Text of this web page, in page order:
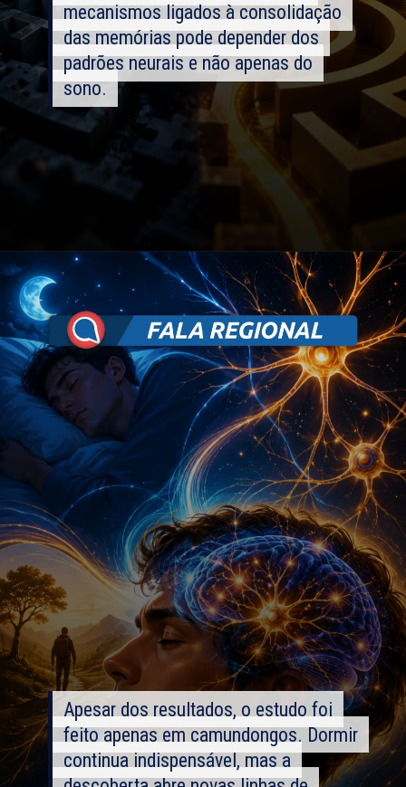
mecanismos ligados à consolidação
das memórias pode depender dos
padrões neurais e não apenas do
sono.
mecanismos ligados à consolidação
das memórias pode depender dos
padrões neurais e não apenas do
sono.
Apesar dos resultados, o estudo foi
feito apenas em camundongos. Dormir
continua indispensável, mas a
Apesar dos resultados, o estudo foi
feito apenas em camundongos. Dormir
continua indispensável, mas a